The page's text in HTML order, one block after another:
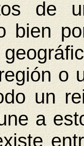
de
bien
o
un
a